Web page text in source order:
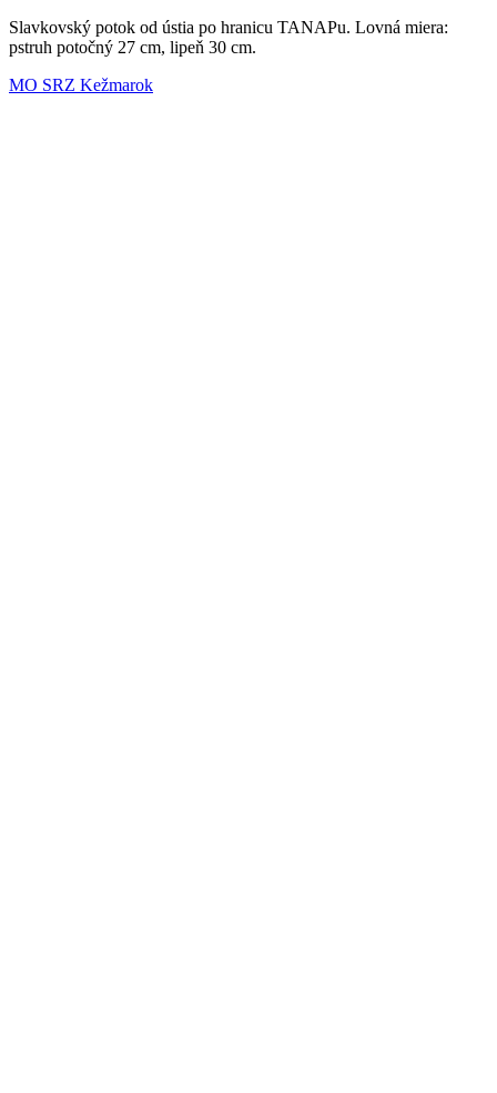
Slavkovský potok od ústia po hranicu TANAPu. Lovná miera:
pstruh potočný 27 cm, lipeň 30 cm.
MO SRZ Kežmarok